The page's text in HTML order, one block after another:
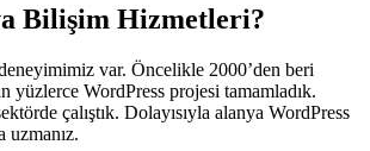
Bilişim Hizmetleri?
var. Öncelikle 2000’den beri
yüzlerce WordPress projesi tamamladık.
çalıştık. Dolayısıyla alanya WordPress
uzmanız.